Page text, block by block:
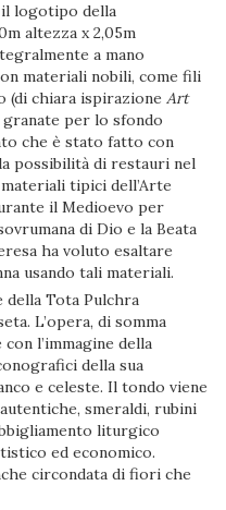
logotipo della
altezza x 2,05m
a mano
materiali nobili, come fili
(di chiara ispirazioneArt
per lo sfondo
che è stato fatto con
possibilità di restauri nel
tipici dell’Arte
il Medioevo per
di Dio e la Beata
ha voluto esaltare
usando tali materiali.
della Tota Pulchra
L’opera, di somma
l’immagine della
della sua
e celeste. Il tondo viene
smeraldi, rubini
liturgico
ed economico.
circondata di fiori che